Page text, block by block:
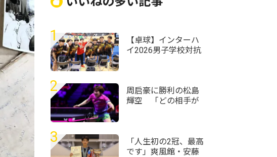
1
【卓球】インターハ
イ2026男子学校対抗
2
周启豪に勝利の松島
輝空 「どの相手が
ピオンズ横浜2026＞
3
「人生初の2冠、最高
です」爽風館・安藤